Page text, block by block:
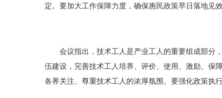
定。要加大工作保障力度，确保惠民政策早日落地见
会议指出，技术工人是产业工人的重要组成部分，
伍建设，完善技术工人培养、评价、使用、激励、保
各界关注、尊重技术工人的浓厚氛围。要强化政策执